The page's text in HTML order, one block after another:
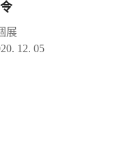
展
12. 05